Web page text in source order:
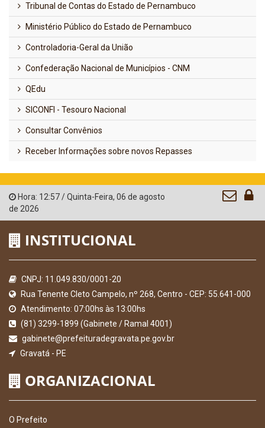
Tribunal de Contas do Estado de Pernambuco
Ministério Público do Estado de Pernambuco
Controladoria-Geral da União
Confederação Nacional de Municípios - CNM
QEdu
SICONFI - Tesouro Nacional
Consultar Convênios
Receber Informações sobre novos Repasses
Hora: 12:57/Quinta-Feira, 06 de agosto
de 2026
INSTITUCIONAL
CNPJ: 11.049.830/0001-20
Rua Tenente Cleto Campelo, nº 268, Centro - CEP: 55.641-000
Atendimento: 07:00hs às 13:00hs
(81) 3299-1899 (Gabinete / Ramal 4001)
gabinete@prefeituradegravata.pe.gov.br
Gravatá - PE
ORGANIZACIONAL
O Prefeito